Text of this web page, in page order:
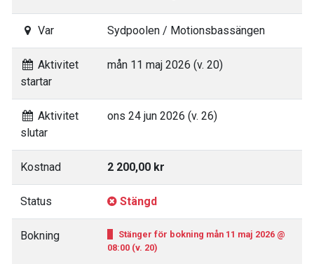
Var Sydpoolen / Motionsbassängen
Aktivitet
startar
mån 11 maj 2026 (v. 20)
Aktivitet
slutar
ons 24 jun 2026 (v. 26)
Kostnad 2 200,00 kr
Status Stängd
Bokning
Stänger för bokning mån 11 maj 2026 @
08:00 (v. 20)